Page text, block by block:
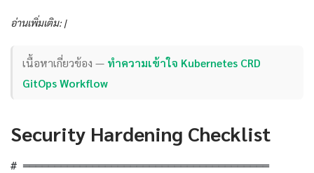
อ่านเพิ่มเติม: |
เนื้อหาเกี่ยวข้อง — ทำความเข้าใจ Kubernetes CRD
GitOps Workflow
Security Hardening Checklist
# ═══════════════════════════════════════